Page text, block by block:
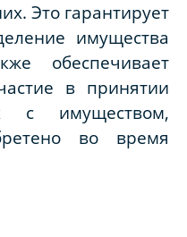
Это гарантирует
имущества
обеспечивает
в принятии
с имуществом,
во время